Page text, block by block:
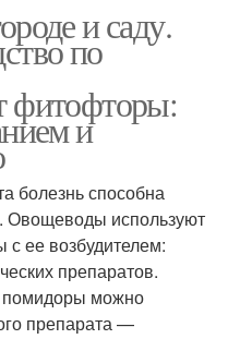
и саду.
по
фитофторы:
и
болезнь способна
Овощеводы используют
с ее возбудителем:
препаратов.
помидоры можно
препарата —